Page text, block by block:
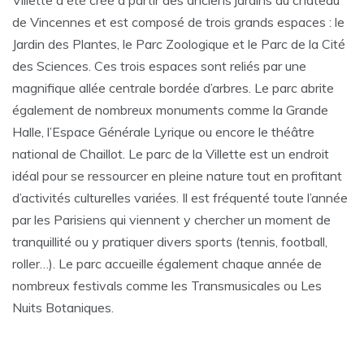
de Vincennes et est composé de trois grands espaces : le
Jardin des Plantes, le Parc Zoologique et le Parc de la Cité
des Sciences. Ces trois espaces sont reliés par une
magnifique allée centrale bordée d’arbres. Le parc abrite
également de nombreux monuments comme la Grande
Halle, l’Espace Générale Lyrique ou encore le théâtre
national de Chaillot. Le parc de la Villette est un endroit
idéal pour se ressourcer en pleine nature tout en profitant
d’activités culturelles variées. Il est fréquenté toute l’année
par les Parisiens qui viennent y chercher un moment de
tranquillité ou y pratiquer divers sports (tennis, football,
roller…). Le parc accueille également chaque année de
nombreux festivals comme les Transmusicales ou Les
Nuits Botaniques.